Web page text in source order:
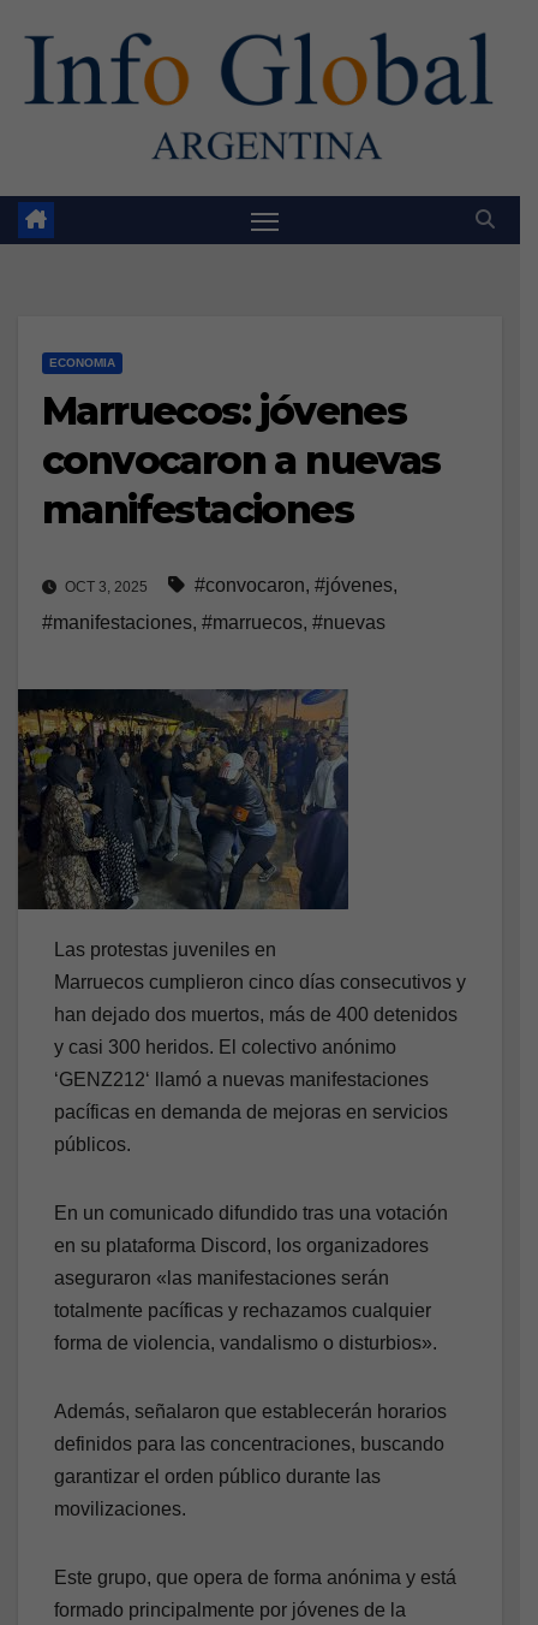
ECONOMIA
Marruecos: jóvenes
convocaron a nuevas
manifestaciones
OCT 3, 2025 #convocaron, #jóvenes,
#manifestaciones, #marruecos, #nuevas
Las protestas juveniles en
Marruecos cumplieron cinco días consecutivos y
han dejado dos muertos, más de 400 detenidos
y casi 300 heridos. El colectivo anónimo
‘GENZ212‘ llamó a nuevas manifestaciones
pacíficas en demanda de mejoras en servicios
públicos.
En un comunicado difundido tras una votación
en su plataforma Discord, los organizadores
aseguraron «las manifestaciones serán
totalmente pacíficas y rechazamos cualquier
forma de violencia, vandalismo o disturbios».
Además, señalaron que establecerán horarios
definidos para las concentraciones, buscando
garantizar el orden público durante las
movilizaciones.
Este grupo, que opera de forma anónima y está
formado principalmente por jóvenes de la